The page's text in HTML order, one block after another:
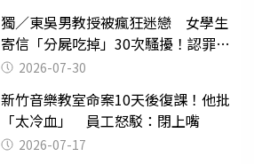
獨／東吳男教授被瘋狂迷戀 女學生
寄信「分屍吃掉」30次騷擾！認罪免
關 2026-07-30
新竹音樂教室命案10天後復課！他批
「太冷血」 員工怒駁：閉上嘴
2026-07-17